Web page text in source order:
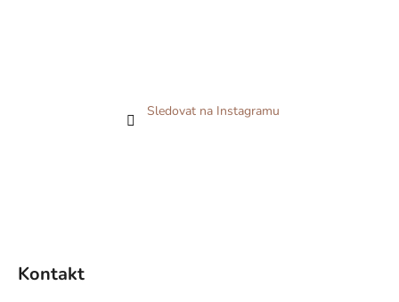
Sledovat na Instagramu
Kontakt